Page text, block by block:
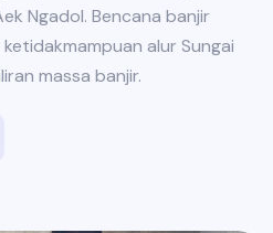
Ngadol. Bencana banjir
alur Sungai
massa banjir.